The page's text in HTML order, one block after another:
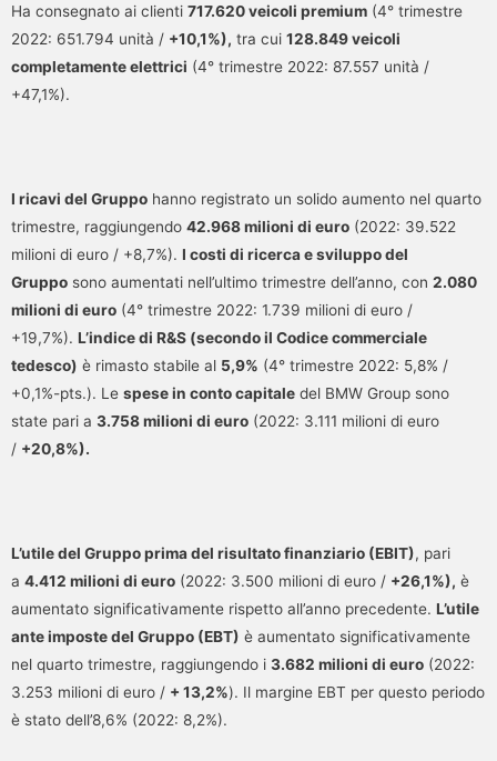
Ha consegnato ai clienti 717.620 veicoli premium (4° trimestre
2022: 651.794 unità / +10,1%), tra cui 128.849 veicoli
completamente elettrici (4° trimestre 2022: 87.557 unità /
+47,1%).
I ricavi del Gruppo hanno registrato un solido aumento nel quarto
trimestre, raggiungendo 42.968 milioni di euro (2022: 39.522
milioni di euro / +8,7%). I costi di ricerca e sviluppo del
Gruppo sono aumentati nell’ultimo trimestre dell’anno, con 2.080
milioni di euro (4° trimestre 2022: 1.739 milioni di euro /
+19,7%). L’indice di R&S (secondo il Codice commerciale
tedesco) è rimasto stabile al 5,9% (4° trimestre 2022: 5,8% /
+0,1%-pts.). Le spese in conto capitale del BMW Group sono
state pari a 3.758 milioni di euro (2022: 3.111 milioni di euro
/ +20,8%).
L’utile del Gruppo prima del risultato finanziario (EBIT), pari
a 4.412 milioni di euro (2022: 3.500 milioni di euro / +26,1%), è
aumentato significativamente rispetto all’anno precedente. L’utile
ante imposte del Gruppo (EBT) è aumentato significativamente
nel quarto trimestre, raggiungendo i 3.682 milioni di euro (2022:
3.253 milioni di euro / + 13,2%). Il margine EBT per questo periodo
è stato dell’8,6% (2022: 8,2%).